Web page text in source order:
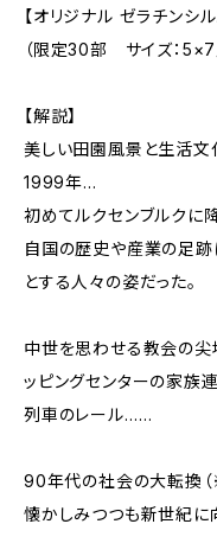
【オリジナル ゼラチンシル
（限定30部 サイズ：5×7
【解説】
美しい田園風景と生活文
1999年…
初めてルクセンブルクに
自国の歴史や産業の足跡
とする人々の姿だった。
中世を思わせる教会の尖
ッピングセンターの家族
列車のレール……
90年代の社会の大転換（
懐かしみつつも新世紀に